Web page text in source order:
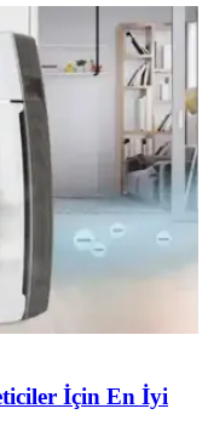
İçin En İyi